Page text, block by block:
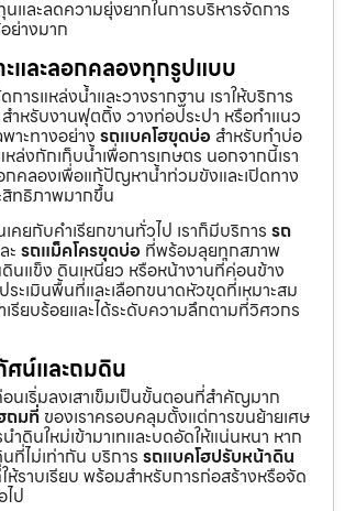
และลดความยุ่งยากในการบริหารจัดการ
ย่างมาก
ะและลอกคลองทุกรูปแบบ
ารแหล่งน้ำและวางรากฐาน เราให้บริการ
สำหรับงานฟุตติ้ง วางท่อประปา หรือทำแนว
าะทางอย่าง รถแบคโฮขุดบ่อ สำหรับทำบ่อ
หล่งกักเก็บน้ำเพื่อการเกษตร นอกจากนี้เรา
คลองเพื่อแก้ปัญหาน้ำท่วมขังและเปิดทาง
สิทธิภาพมากขึ้น
คยกับคำเรียกขานทั่วไป เราก็มีบริการ รถ
ะ รถแม็คโครขุดบ่อ ที่พร้อมลุยทุกสภาพ
นแข็ง ดินเหนียว หรือหน้างานที่ค่อนข้าง
ระเมินพื้นที่และเลือกขนาดหัวขุดที่เหมาะสม
เรียบร้อยและได้ระดับความลึกตามที่วิศวกร
น์และถมดิน
นเริ่มลงเสาเข็มเป็นขั้นตอนที่สำคัญมาก
ถมที่ ของเราครอบคลุมตั้งแต่การขนย้ายเศษ
ำดินใหม่เข้ามาเทและบดอัดให้แน่นหนา หาก
ที่ไม่เท่ากัน บริการ รถแบคโฮปรับหน้าดิน
ห้ราบเรียบ พร้อมสำหรับการก่อสร้างหรือจัด
ป